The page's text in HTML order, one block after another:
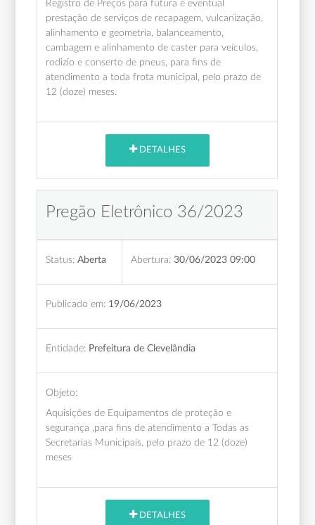
Registro de Preços para futura e eventual
prestação de serviços de recapagem, vulcanização,
alinhamento e geometria, balanceamento,
cambagem e alinhamento de caster para veículos,
rodizio e conserto de pneus, para fins de
atendimento a toda frota municipal, pelo prazo de
12 (doze) meses.
DETALHES
Pregão Eletrônico 36/2023
Status: Aberta Abertura: 30/06/2023 09:00
Publicado em: 19/06/2023
Entidade: Prefeitura de Clevelândia
Objeto:
Aquisições de Equipamentos de proteção e
segurança ,para fins de atendimento a Todas as
Secretarias Municipais, pelo prazo de 12 (doze)
meses
DETALHES